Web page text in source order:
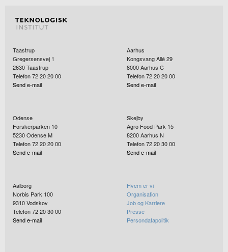
Taastrup
Gregersensvej 1
2630Taastrup
Telefon 72 20 20 00
Send e-mail
Aarhus
Kongsvang Allé 29
8000Aarhus C
Telefon 72 20 20 00
Send e-mail
Odense
Forskerparken 10
5230Odense M
Telefon 72 20 20 00
Send e-mail
Skejby
Agro Food Park 15
8200Aarhus N
Telefon 72 20 30 00
Send e-mail
Aalborg
Norbis Park 100
9310Vodskov
Telefon 72 20 30 00
Send e-mail
Hvem er vi
Organisation
Job og Karriere
Presse
Persondatapolitik